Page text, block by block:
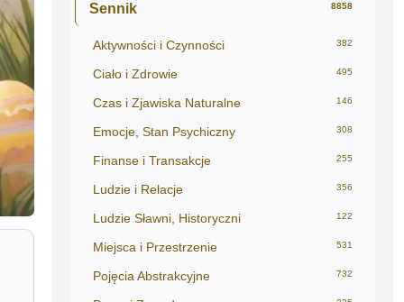
Sennik 8858
Aktywności i Czynności 382
Ciało i Zdrowie 495
Czas i Zjawiska Naturalne 146
Emocje, Stan Psychiczny 308
Finanse i Transakcje 255
Ludzie i Relacje 356
Ludzie Sławni, Historyczni 122
Miejsca i Przestrzenie 531
Pojęcia Abstrakcyjne 732